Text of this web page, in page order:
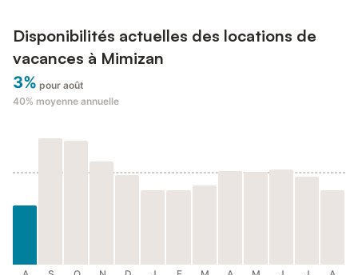
Disponibilités actuelles des locations de
vacances à Mimizan
3% pour août
40% moyenne annuelle